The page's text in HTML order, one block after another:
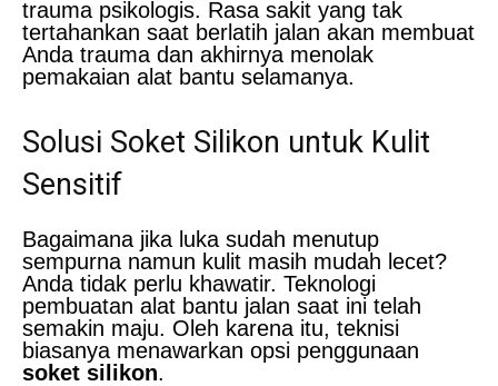
trauma psikologis. Rasa sakit yang tak
tertahankan saat berlatih jalan akan membuat
Anda trauma dan akhirnya menolak
pemakaian alat bantu selamanya.
Solusi Soket Silikon untuk Kulit
Sensitif
Bagaimana jika luka sudah menutup
sempurna namun kulit masih mudah lecet?
Anda tidak perlu khawatir. Teknologi
pembuatan alat bantu jalan saat ini telah
semakin maju. Oleh karena itu, teknisi
biasanya menawarkan opsi penggunaan
soket silikon.